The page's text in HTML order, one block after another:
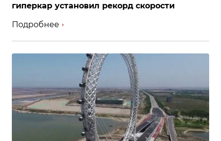
гиперкар установил рекорд скорости
Подробнее